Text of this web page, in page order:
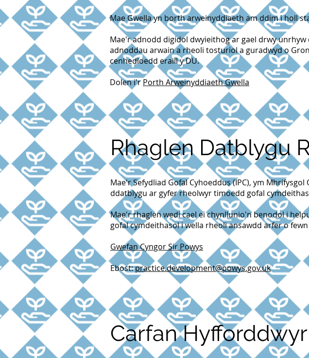
Mae Gwella yn borth arweinyddiaeth am ddim i holl
Mae'r adnodd digidol dwyieithog ar gael drwy
adnoddau arwain a rheoli tosturiol a guradwyd o
cenhedloedd eraill y DU.
Dolen i'r Porth Arweinyddiaeth Gwella
Rhaglen Datblygu
Mae'r Sefydliad Gofal Cyhoeddus (IPC), ym
ddatblygu ar gyfer rheolwyr timoedd gofal
Mae'r rhaglen wedi cael ei chynllunio'n benodol i
gofal cymdeithasol i wella rheoli ansawdd arfer o
Gwefan Cyngor Sir Powys
Ebost:practice.development@powys.gov.uk
Carfan